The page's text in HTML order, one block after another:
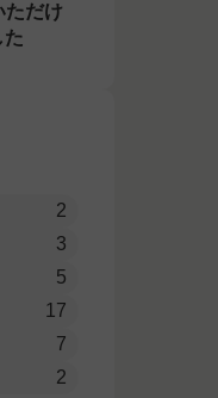
ただけ
た
2
3
5
17
7
2